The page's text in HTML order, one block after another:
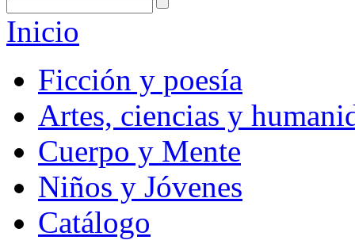
Inicio
Ficción y poesía
Artes, ciencias y
Cuerpo y Mente
Niños y Jóvenes
Catálogo